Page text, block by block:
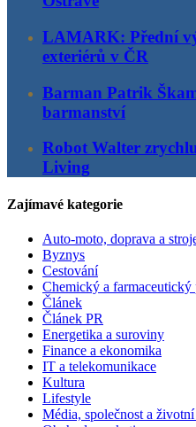
LAMARK: Přední
exteriérů v ČR
Barman Patrik
barmanství
Robot Walter
Living
Zajímavé kategorie
Auto-moto, doprava a
Byznys
Cestování
Chemický a farmaceutický
Článek
Článek PR
Energetika a suroviny
Finance a ekonomika
IT a telekomunikace
Kultura
Lifestyle
Média, společnost a